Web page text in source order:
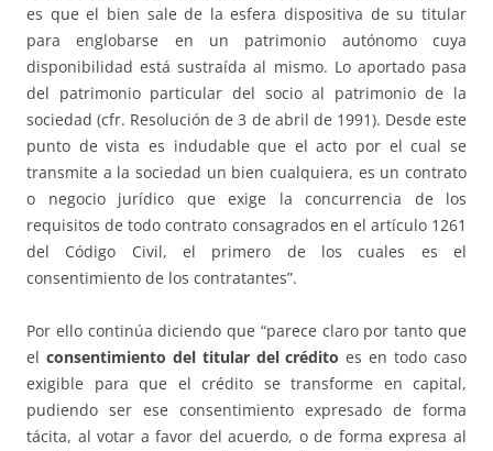
es que el bien sale de la esfera dispositiva de su titular
para englobarse en un patrimonio autónomo cuya
disponibilidad está sustraída al mismo. Lo aportado pasa
del patrimonio particular del socio al patrimonio de la
sociedad (cfr. Resolución de 3 de abril de 1991). Desde este
punto de vista es indudable que el acto por el cual se
transmite a la sociedad un bien cualquiera, es un contrato
o negocio jurídico que exige la concurrencia de los
requisitos de todo contrato consagrados en el artículo 1261
del Código Civil, el primero de los cuales es el
consentimiento de los contratantes”.
Por ello continúa diciendo que “parece claro por tanto que
el consentimiento del titular del crédito es en todo caso
exigible para que el crédito se transforme en capital,
pudiendo ser ese consentimiento expresado de forma
tácita, al votar a favor del acuerdo, o de forma expresa al